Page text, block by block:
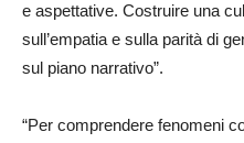
e aspettative. Costruire una
sull’empatia e sulla parità di
sul piano narrativo”.
“Per comprendere fenomeni